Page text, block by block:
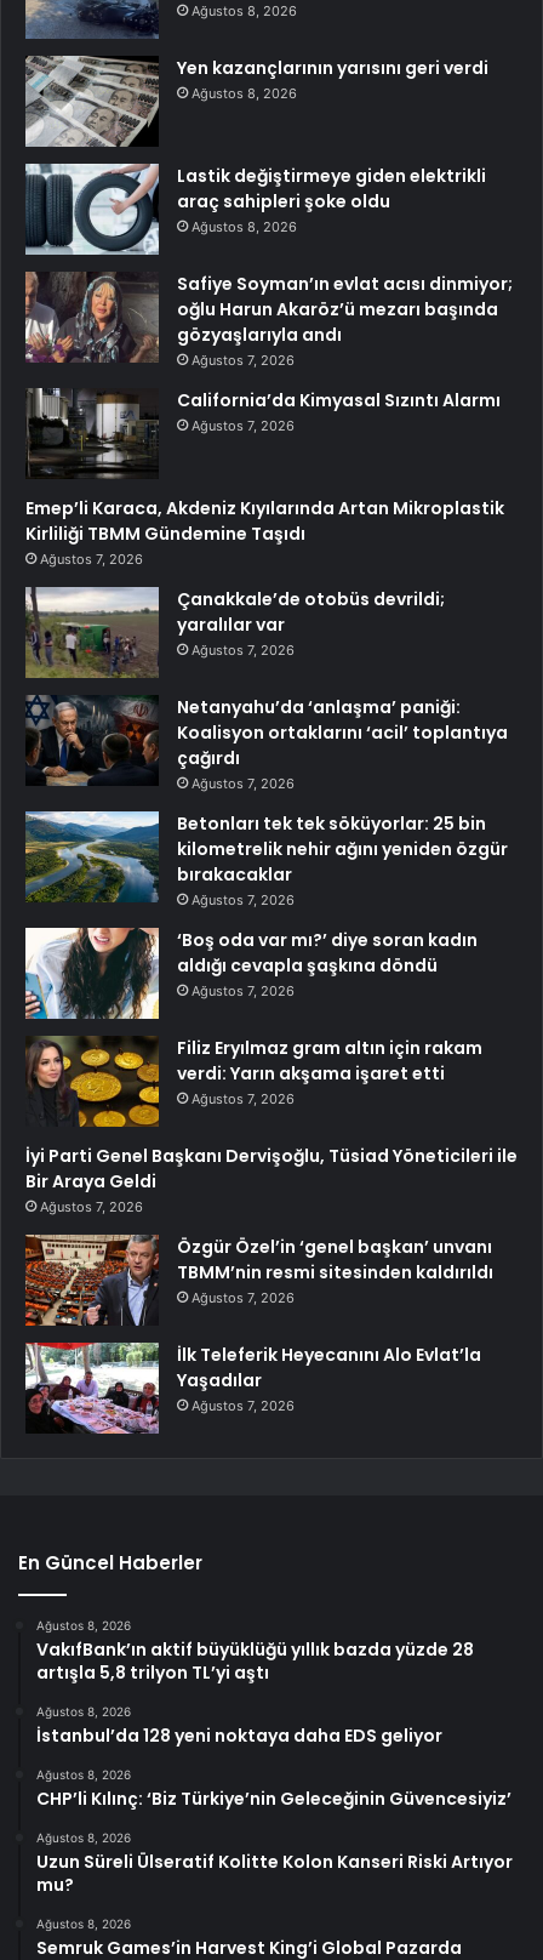
Ağustos 8, 2026
Yen kazançlarının yarısını geri verdi
Ağustos 8, 2026
Lastik değiştirmeye giden elektrikli
araç sahipleri şoke oldu
Ağustos 8, 2026
Safiye Soyman’ın evlat acısı dinmiyor;
oğlu Harun Akaröz’ü mezarı başında
gözyaşlarıyla andı
Ağustos 7, 2026
California’da Kimyasal Sızıntı Alarmı
Ağustos 7, 2026
Emep’li Karaca, Akdeniz Kıyılarında Artan Mikroplastik
Kirliliği TBMM Gündemine Taşıdı
Ağustos 7, 2026
Çanakkale’de otobüs devrildi;
yaralılar var
Ağustos 7, 2026
Netanyahu’da ‘anlaşma’ paniği:
Koalisyon ortaklarını ‘acil’ toplantıya
çağırdı
Ağustos 7, 2026
Betonları tek tek söküyorlar: 25 bin
kilometrelik nehir ağını yeniden özgür
bırakacaklar
Ağustos 7, 2026
‘Boş oda var mı?’ diye soran kadın
aldığı cevapla şaşkına döndü
Ağustos 7, 2026
Filiz Eryılmaz gram altın için rakam
verdi: Yarın akşama işaret etti
Ağustos 7, 2026
İyi Parti Genel Başkanı Dervişoğlu, Tüsiad Yöneticileri ile
Bir Araya Geldi
Ağustos 7, 2026
Özgür Özel’in ‘genel başkan’ unvanı
TBMM’nin resmi sitesinden kaldırıldı
Ağustos 7, 2026
İlk Teleferik Heyecanını Alo Evlat’la
Yaşadılar
Ağustos 7, 2026
En Güncel Haberler
Ağustos 8, 2026
VakıfBank’ın aktif büyüklüğü yıllık bazda yüzde 28
artışla 5,8 trilyon TL’yi aştı
Ağustos 8, 2026
İstanbul’da 128 yeni noktaya daha EDS geliyor
Ağustos 8, 2026
CHP’li Kılınç: ‘Biz Türkiye’nin Geleceğinin Güvencesiyiz’
Ağustos 8, 2026
Uzun Süreli Ülseratif Kolitte Kolon Kanseri Riski Artıyor
mu?
Ağustos 8, 2026
Semruk Games’in Harvest King’i Global Pazarda